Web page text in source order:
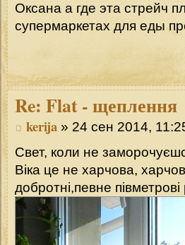
Оксана а где эта стрейч
супермаркетах для еды
Re: Flat - щеплення
kerija » 24 сен 2014,
Свет, коли не
Віка це не харчова,
добротні,певне